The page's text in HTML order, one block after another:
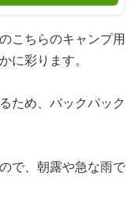
こちらのキャンプ用
に彩ります。
ため、バックパック
で、朝露や急な雨で